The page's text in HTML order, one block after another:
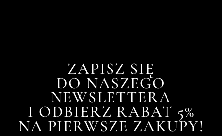
ZAPISZ SIĘ
DO NASZEGO
NEWSLETTERA
I ODBIERZ RABAT 5%
NA PIERWSZE ZAKUPY!